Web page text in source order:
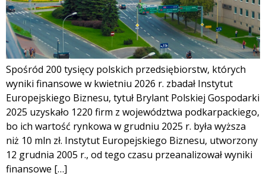
Spośród 200 tysięcy polskich przedsiębiorstw, których
wyniki finansowe w kwietniu 2026 r. zbadał Instytut
Europejskiego Biznesu, tytuł Brylant Polskiej Gospodarki
2025 uzyskało 1220 firm z województwa podkarpackiego,
bo ich wartość rynkowa w grudniu 2025 r. była wyższa
niż 10 mln zł. Instytut Europejskiego Biznesu, utworzony
12 grudnia 2005 r., od tego czasu przeanalizował wyniki
finansowe […]